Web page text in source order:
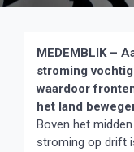
MEDEMBLIK –
stroming
waardoor
het land
Boven het
stroming op drift